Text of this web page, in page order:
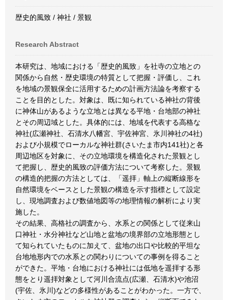
歴史的風致 / 神社 / 景観
Research Abstract
本研究は、地域における「歴史的風致」を社寺の立地との
関係から自然・歴史環境の特質として把握・評価し、これ
を地域の景観保全に活用するための計画方法論を考察する
ことを目的とした。対象は、既に知られている神社の背後
に神体山があるような立地とは異なる平地・台地部の神社
とその周辺域とした。具体的には、地域を代表する高格な
神社(広瀬神社、石清水八幡宮、宇佐神宮、氷川神社の4社)
および小規模でローカルな神社群(さいたま市内141社)と各
周辺地区を対象に、その立地環境を構造化された景観とし
て把握し、歴史的風致の評価方法について考察した。景観
の構造的把握の方法としては、「遥拝」軸上の縦断線形を
自然環境をベースとした景観の構造を示す指標として設定
し、現地調査および数値地図等の地理情報の解析により実
施した。
その結果、高格社の調査から、水系との関係として従来山
口神社・水分神社など山地と盆地の境界部の立地形態とし
て知られていたものに加えて、盆地の出口や比較的平坦な
台地地形内での水系との関わりについての事例を得ること
ができた。平地・台地における神社には低地を遥拝する形
態をとり遥拝対象として河川合流点(広瀬、石清水)や池沼
(宇佐、氷川)などの多様性があることがわかった。一方で、